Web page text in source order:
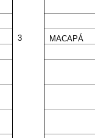
3 MACAPÁ